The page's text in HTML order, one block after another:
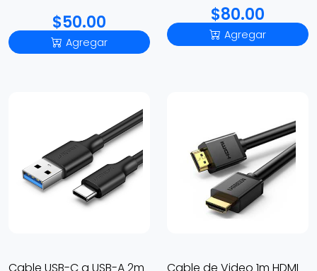
$50.00
Agregar
$80.00
Agregar